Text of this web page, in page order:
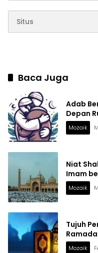
Baca Juga
Adab
Depan
Mozaik
Niat
Imam
Mozaik
Tujuh
Mozaik